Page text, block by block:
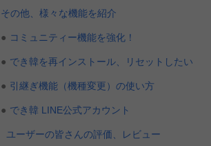
その他、様々な機能を紹介
コミュニティー機能を強化！
でき韓を再インストール、リセットしたい
引継ぎ機能（機種変更）の使い方
でき韓 LINE公式アカウント
ユーザーの皆さんの評価、レビュー